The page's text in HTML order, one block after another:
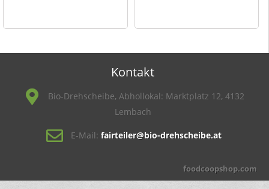
Kontakt
Bio-Drehscheibe, Abhollokal: Marktplatz 12, 4132
Lembach
E-Mail: fairteiler@bio-drehscheibe.at
foodcoopshop.com